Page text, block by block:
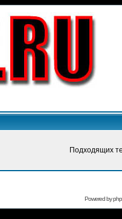
Подходящих
Powered by